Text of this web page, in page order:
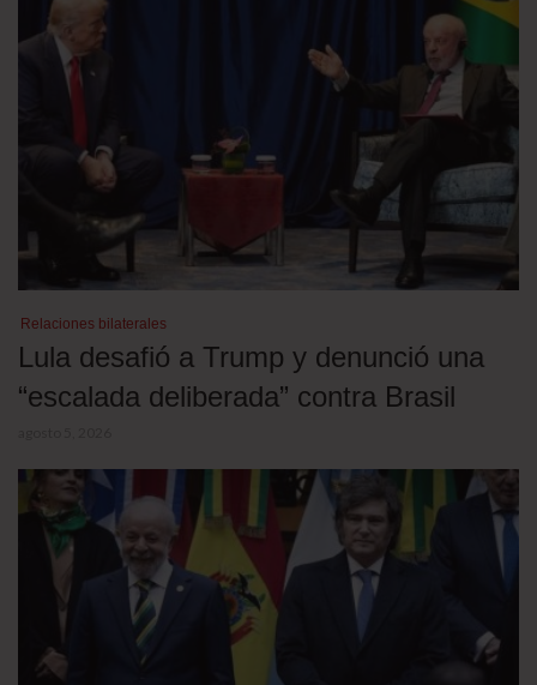
Relaciones bilaterales
Lula desafió a Trump y denunció una
“escalada deliberada” contra Brasil